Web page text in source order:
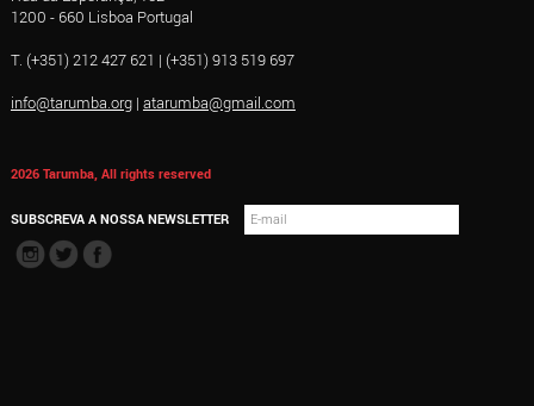
1200 - 660 Lisboa Portugal
T. (+351) 212 427 621 | (+351) 913 519 697
info@tarumba.org| atarumba@gmail.com
2026 Tarumba, All rights reserved
SUBSCREVA A NOSSA NEWSLETTER